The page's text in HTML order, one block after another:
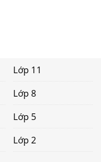
Lớp 11
Lớp 8
Lớp 5
Lớp 2